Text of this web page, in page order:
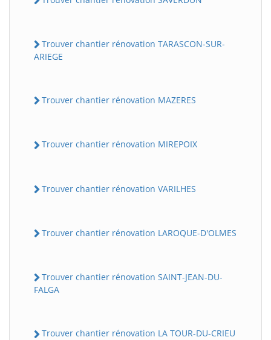
Trouver chantier rénovation TARASCON-SUR-
ARIEGE
Trouver chantier rénovation MAZERES
Trouver chantier rénovation MIREPOIX
Trouver chantier rénovation VARILHES
Trouver chantier rénovation LAROQUE-D'OLMES
Trouver chantier rénovation SAINT-JEAN-DU-
FALGA
Trouver chantier rénovation LA TOUR-DU-CRIEU